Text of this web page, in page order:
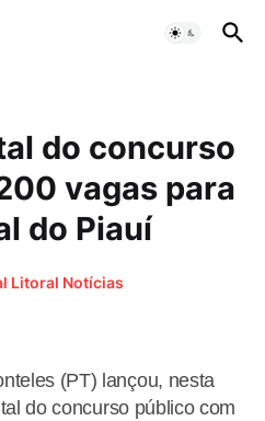
do concurso
vagas para
do Piauí
Litoral Notícias
(PT) lançou, nesta
do concurso público com